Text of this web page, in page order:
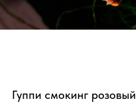
Гуппи смокинг розовый